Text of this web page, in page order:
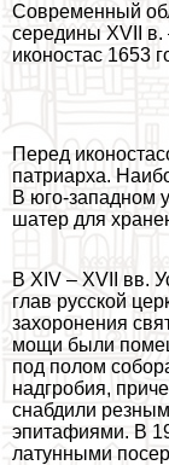
Современный
середины XVII в.
иконостас 1653
Перед
патриарха.
В юго-западном
шатер для
В XIV – XVII вв.
глав русской
захоронения
мощи были
под полом
надгробия,
снабдили
эпитафиями. В
латунными